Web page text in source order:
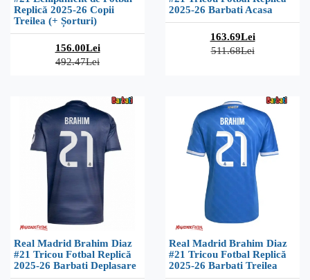
Replică 2025-26 Copii
Treilea (+ Șorturi)
156.00Lei
492.47Lei
2025-26 Barbati Acasa
163.69Lei
511.68Lei
Real Madrid Brahim Diaz
#21 Tricou Fotbal Replică
2025-26 Barbati Deplasare
Real Madrid Brahim Diaz
#21 Tricou Fotbal Replică
2025-26 Barbati Treilea